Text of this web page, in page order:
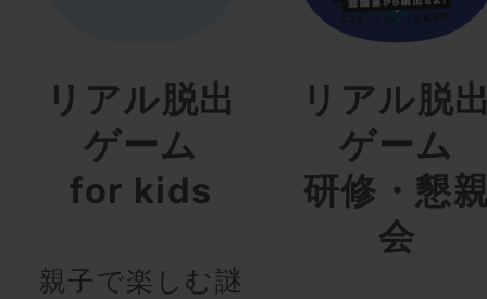
リアル脱出
ゲーム
for kids
親子で楽しむ謎
リアル脱
ゲーム
研修・懇
会